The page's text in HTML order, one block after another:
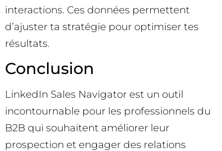
interactions. Ces données permettent
d’ajuster ta stratégie pour optimiser tes
résultats.
Conclusion
LinkedIn Sales Navigator est un outil
incontournable pour les professionnels du
B2B qui souhaitent améliorer leur
prospection et engager des relations